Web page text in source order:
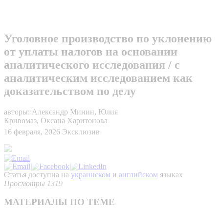
Уголовное производство по уклонению
от уплаты налогов на основании
аналитического исследования / с
аналитическим исследованием как
доказательством по делу
авторы: Александр Минин, Юлия
Кривомаз, Оксана Харитонова
16 февраля, 2026 Эксклюзив
Статья доступна на украинском и английском языках
Просмотры 1319
МАТЕРИАЛЫ ПО ТЕМЕ